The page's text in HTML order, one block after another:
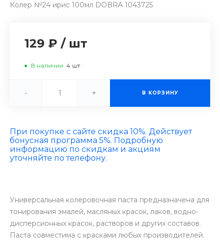
Колер №24 ирис 100мл DOBRA 1043725
129 ₽ / шт
В наличии 4 шт
- + В КОРЗИНУ
При покупке с сайте скидка 10%. Действует
бонусная программа 5%. Подробную
информацию по скидкам и акциям
уточняйте по телефону.
Универсальная колеровочная паста предназначена для
тонирования эмалей, масляных красок, лаков, водно-
дисперсионных красок, растворов и других составов.
Паста совместима с красками любых производителей.